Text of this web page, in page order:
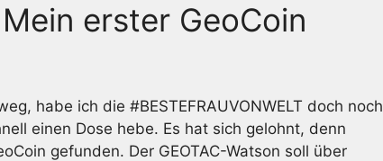
erster GeoCoin
habe ich die #BESTEFRAUVONWELT doch noch
einen Dose hebe. Es hat sich gelohnt, denn
gefunden. Der GEOTAC-Watson soll über